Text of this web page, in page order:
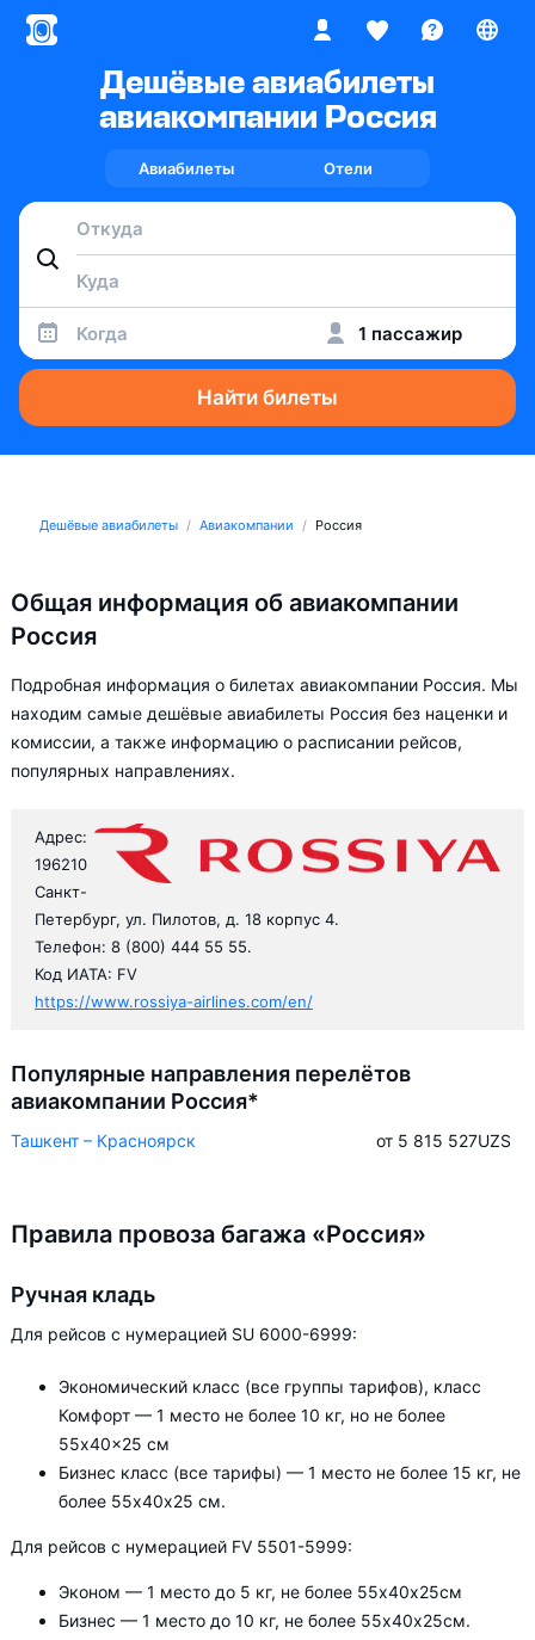
Дешёвые авиабилеты
авиакомпании Россия
Авиабилеты Отели
Когда 1 пассажир
Найти билеты
Дешёвые авиабилеты Авиакомпании Россия
Общая информация об авиакомпании
Россия
Подробная информация о билетах авиакомпании Россия. Мы
находим самые дешёвые авиабилеты Россия без наценки и
комиссии, а также информацию о расписании рейсов,
популярных направлениях.
Адрес:
196210
Санкт-
Петербург, ул. Пилотов, д. 18 корпус 4.
Телефон: 8 (800) 444 55 55.
Код ИАТА: FV
https://www.rossiya-airlines.com/en/
Популярные направления перелётов
авиакомпании Россия*
Ташкент – Красноярск от 5 815 527UZS
Правила провоза багажа «Россия»
Ручная кладь
Для рейсов с нумерацией SU 6000-6999:
Экономический класс (все группы тарифов), класс
Комфорт — 1 место не более 10 кг, но не более
55x40x25 см
Бизнес класс (все тарифы) — 1 место не более 15 кг, не
более 55х40х25 см.
Для рейсов с нумерацией FV 5501-5999:
Эконом — 1 место до 5 кг, не более 55х40х25см
Бизнес — 1 место до 10 кг, не более 55х40х25см.